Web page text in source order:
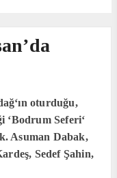
oturduğu,
‘Bodrum Seferi‘
Asuman Dabak,
Sedef Şahin,